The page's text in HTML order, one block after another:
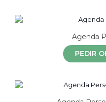
Agenda
PEDIR